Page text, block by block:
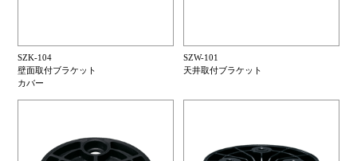
SZK-104
壁面取付ブラケット
カバー
SZW-101
天井取付ブラケット